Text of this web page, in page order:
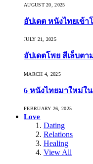
AUGUST 20, 2025
อัปเดต หนังไทยเข้า
JULY 21, 2025
อัปเดตโพย สีเล็บตา
MARCH 4, 2025
6 หนังไทยมาใหม่ใน
FEBRUARY 26, 2025
Love
Dating
Relations
Healing
View All